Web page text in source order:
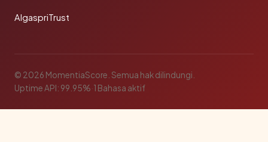
AlgaspriTrust
© 2026 MomentiaScore. Semua hak dilindungi.
Uptime API: 99.95%·1 Bahasa aktif